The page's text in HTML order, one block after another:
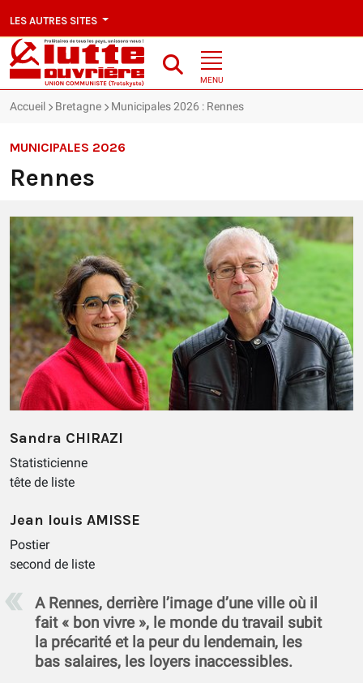
LES AUTRES SITES
MENU
Accueil Bretagne Municipales 2026 : Rennes
MUNICIPALES 2026
Rennes
Sandra CHIRAZI
Statisticienne
tête de liste
Jean louis AMISSE
Postier
second de liste
A Rennes, derrière l’image d’une ville où il
fait « bon vivre », le monde du travail subit
la précarité et la peur du lendemain, les
bas salaires, les loyers inaccessibles.